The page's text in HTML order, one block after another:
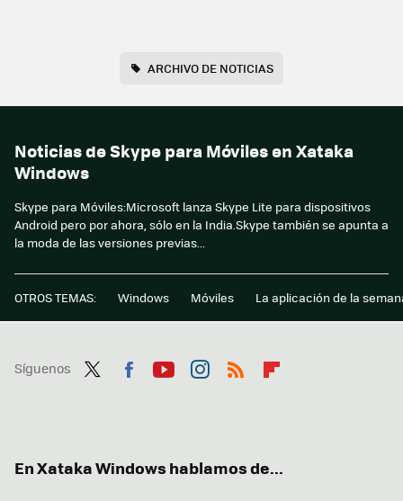
ARCHIVO DE NOTICIAS
Noticias de Skype para Móviles en Xataka
Windows
Skype para Móviles:Microsoft lanza Skype Lite para dispositivos
Android pero por ahora, sólo en la India.Skype también se apunta a
la moda de las versiones previas...
OTROS TEMAS: Windows Móviles La aplicación de la
Síguenos
En Xataka Windows hablamos de...